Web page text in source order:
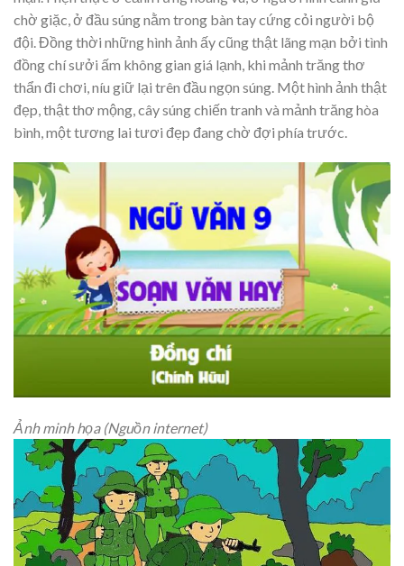
chờ giặc, ở đầu súng nằm trong bàn tay cứng cỏi người bộ
đội. Đồng thời những hình ảnh ấy cũng thật lãng mạn bởi tình
đồng chí sưởi ấm không gian giá lạnh, khi mảnh trăng thơ
thẩn đi chơi, níu giữ lại trên đầu ngọn súng. Một hình ảnh thật
đẹp, thật thơ mộng, cây súng chiến tranh và mảnh trăng hòa
bình, một tương lai tươi đẹp đang chờ đợi phía trước.
Ảnh minh họa (Nguồn internet)